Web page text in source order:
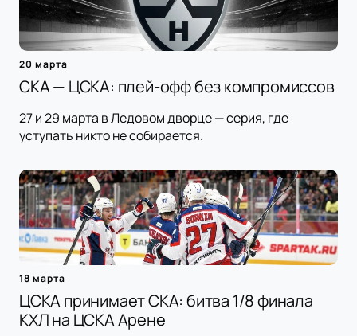
20 марта
СКА — ЦСКА: плей-офф без компромиссов
27 и 29 марта в Ледовом дворце — серия, где
уступать никто не собирается.
18 марта
ЦСКА принимает СКА: битва 1/8 финала
КХЛ на ЦСКА Арене